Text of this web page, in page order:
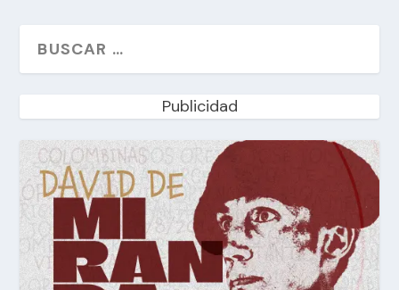
Publicidad